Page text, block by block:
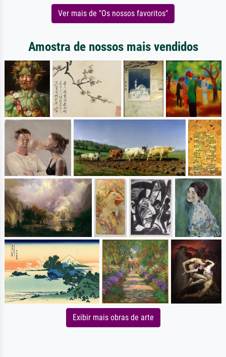
Ver mais de "Os nossos favoritos"
Amostra de nossos mais vendidos
Exibir mais obras de arte